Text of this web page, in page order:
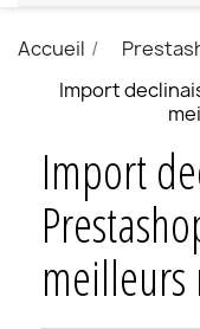
Accueil
Import
Import
meilleurs